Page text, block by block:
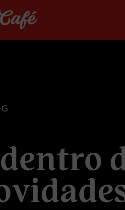
G
dentro
vidade